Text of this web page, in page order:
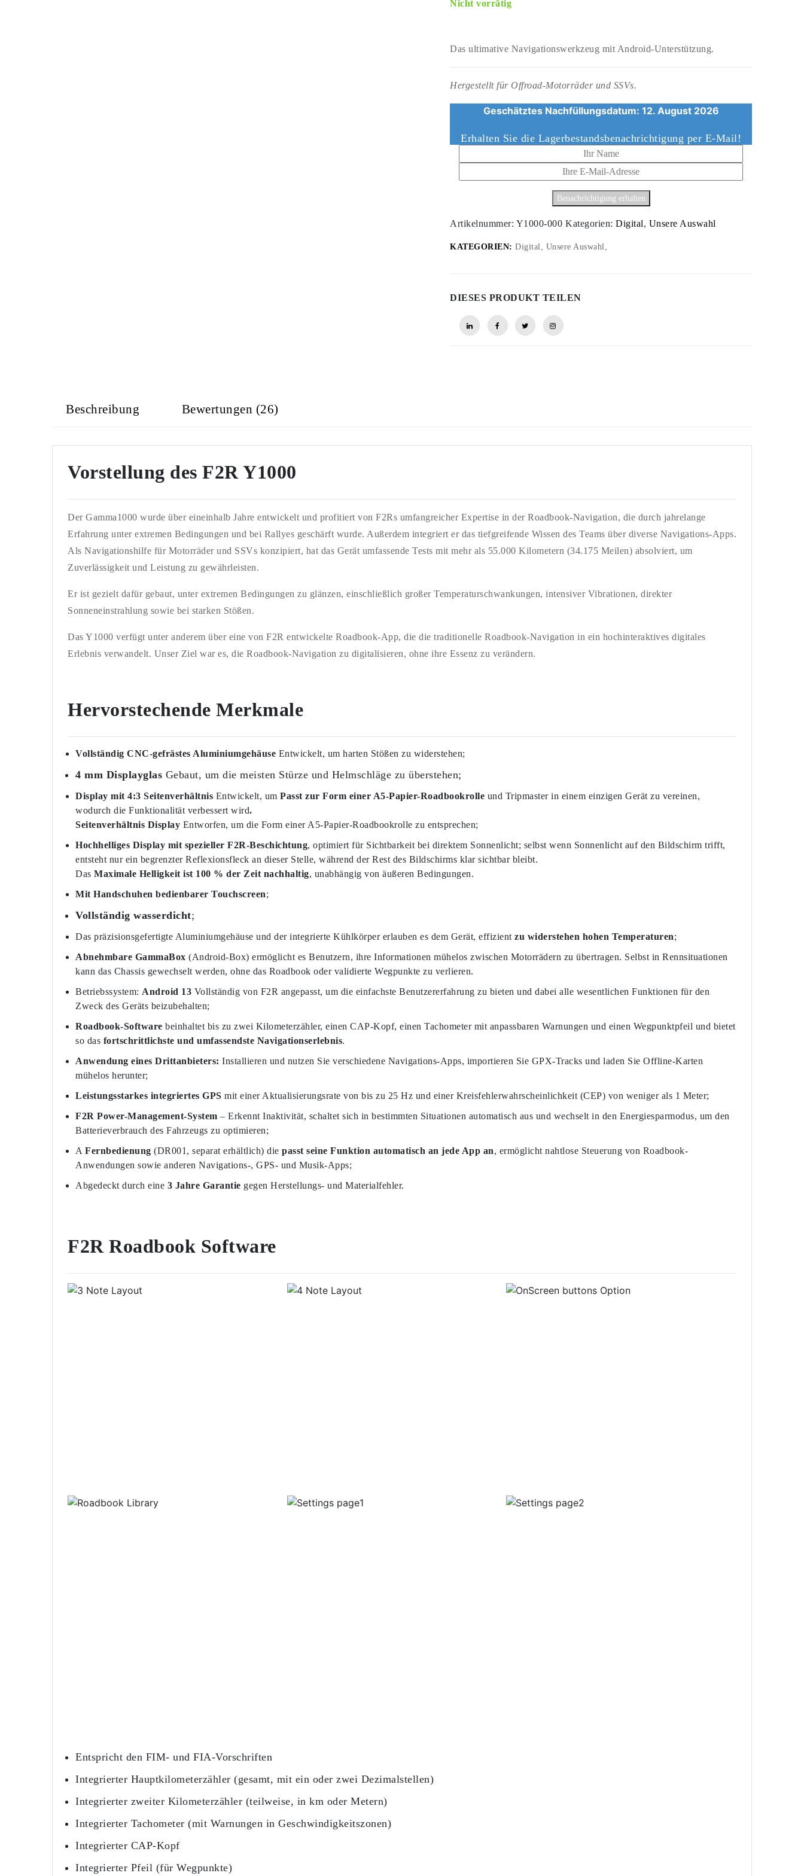
Nicht vorrätig
Das ultimative Navigationswerkzeug mit Android-Unterstützung.
Hergestellt für Offroad-Motorräder und SSVs.
Geschätztes Nachfüllungsdatum: 12. August 2026
Erhalten Sie die Lagerbestandsbenachrichtigung per E-Mail!
Artikelnummer: Y1000-000 Kategorien: Digital, Unsere Auswahl
KATEGORIEN: Digital, Unsere Auswahl,
DIESES PRODUKT TEILEN
Beschreibung Bewertungen (26)
Vorstellung des F2R Y1000
Der Gamma1000 wurde über eineinhalb Jahre entwickelt und profitiert von F2Rs umfangreicher Expertise in der Roadbook-Navigation, die durch jahrelange
Erfahrung unter extremen Bedingungen und bei Rallyes geschärft wurde. Außerdem integriert er das tiefgreifende Wissen des Teams über diverse Navigations-Apps.
Als Navigationshilfe für Motorräder und SSVs konzipiert, hat das Gerät umfassende Tests mit mehr als 55.000 Kilometern (34.175 Meilen) absolviert, um
Zuverlässigkeit und Leistung zu gewährleisten.
Er ist gezielt dafür gebaut, unter extremen Bedingungen zu glänzen, einschließlich großer Temperaturschwankungen, intensiver Vibrationen, direkter
Sonneneinstrahlung sowie bei starken Stößen.
Das Y1000 verfügt unter anderem über eine von F2R entwickelte Roadbook-App, die die traditionelle Roadbook-Navigation in ein hochinteraktives digitales
Erlebnis verwandelt. Unser Ziel war es, die Roadbook-Navigation zu digitalisieren, ohne ihre Essenz zu verändern.
Hervorstechende Merkmale
Vollständig CNC-gefrästes Aluminiumgehäuse Entwickelt, um harten Stößen zu widerstehen;
4 mm Displayglas Gebaut, um die meisten Stürze und Helmschläge zu überstehen;
Display mit 4:3 Seitenverhältnis Entwickelt, um Passt zur Form einer A5-Papier-Roadbookrolle und Tripmaster in einem einzigen Gerät zu vereinen,
wodurch die Funktionalität verbessert wird.
Seitenverhältnis Display Entworfen, um die Form einer A5-Papier-Roadbookrolle zu entsprechen;
Hochhelliges Display mit spezieller F2R-Beschichtung, optimiert für Sichtbarkeit bei direktem Sonnenlicht; selbst wenn Sonnenlicht auf den Bildschirm trifft,
entsteht nur ein begrenzter Reflexionsfleck an dieser Stelle, während der Rest des Bildschirms klar sichtbar bleibt.
Das Maximale Helligkeit ist 100 % der Zeit nachhaltig, unabhängig von äußeren Bedingungen.
Mit Handschuhen bedienbarer Touchscreen;
Vollständig wasserdicht;
Das präzisionsgefertigte Aluminiumgehäuse und der integrierte Kühlkörper erlauben es dem Gerät, effizient zu widerstehen hohen Temperaturen;
Abnehmbare GammaBox (Android-Box) ermöglicht es Benutzern, ihre Informationen mühelos zwischen Motorrädern zu übertragen. Selbst in Rennsituationen
kann das Chassis gewechselt werden, ohne das Roadbook oder validierte Wegpunkte zu verlieren.
Betriebssystem: Android 13 Vollständig von F2R angepasst, um die einfachste Benutzererfahrung zu bieten und dabei alle wesentlichen Funktionen für den
Zweck des Geräts beizubehalten;
Roadbook-Software beinhaltet bis zu zwei Kilometerzähler, einen CAP-Kopf, einen Tachometer mit anpassbaren Warnungen und einen Wegpunktpfeil und bietet
so das fortschrittlichste und umfassendste Navigationserlebnis.
Anwendung eines Drittanbieters: Installieren und nutzen Sie verschiedene Navigations-Apps, importieren Sie GPX-Tracks und laden Sie Offline-Karten
mühelos herunter;
Leistungsstarkes integriertes GPS mit einer Aktualisierungsrate von bis zu 25 Hz und einer Kreisfehlerwahrscheinlichkeit (CEP) von weniger als 1 Meter;
F2R Power-Management-System – Erkennt Inaktivität, schaltet sich in bestimmten Situationen automatisch aus und wechselt in den Energiesparmodus, um den
Batterieverbrauch des Fahrzeugs zu optimieren;
A Fernbedienung (DR001, separat erhältlich) die passt seine Funktion automatisch an jede App an, ermöglicht nahtlose Steuerung von Roadbook-
Anwendungen sowie anderen Navigations-, GPS- und Musik-Apps;
Abgedeckt durch eine 3 Jahre Garantie gegen Herstellungs- und Materialfehler.
F2R Roadbook Software
Entspricht den FIM- und FIA-Vorschriften
Integrierter Hauptkilometerzähler (gesamt, mit ein oder zwei Dezimalstellen)
Integrierter zweiter Kilometerzähler (teilweise, in km oder Metern)
Integrierter Tachometer (mit Warnungen in Geschwindigkeitszonen)
Integrierter CAP-Kopf
Integrierter Pfeil (für Wegpunkte)